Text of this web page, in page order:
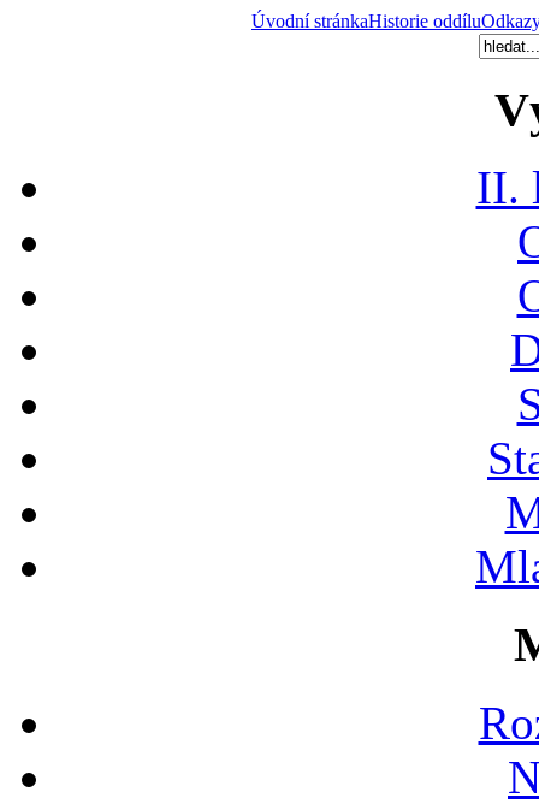
Úvodní stránkaHistorie oddílu
II.